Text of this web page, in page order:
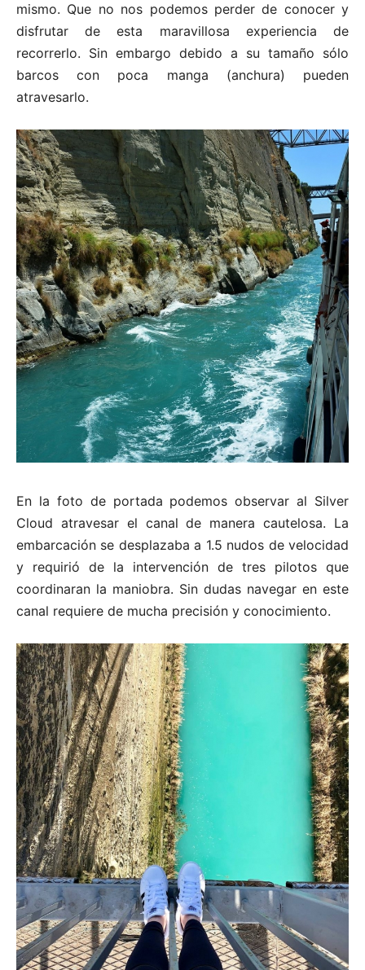
mismo. Que no nos podemos perder de conocer y
disfrutar de esta maravillosa experiencia de
recorrerlo. Sin embargo debido a su tamaño sólo
barcos con poca manga (anchura) pueden
atravesarlo.
En la foto de portada podemos observar al Silver
Cloud atravesar el canal de manera cautelosa. La
embarcación se desplazaba a 1.5 nudos de velocidad
y requirió de la intervención de tres pilotos que
coordinaran la maniobra. Sin dudas navegar en este
canal requiere de mucha precisión y conocimiento.